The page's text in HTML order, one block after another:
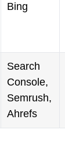
Bing
Search
Console,
Semrush,
Ahrefs